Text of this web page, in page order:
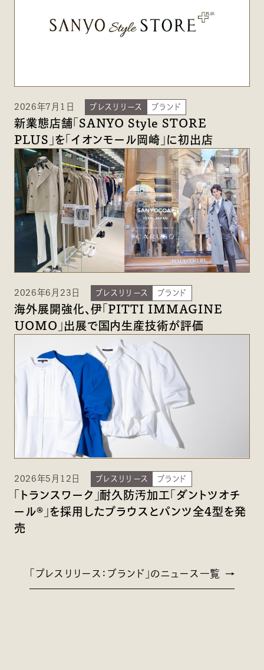
2026年7月1日 プレスリリース ブランド
新業態店舗「SANYO Style STORE
PLUS」を「イオンモール岡崎」に初出店
2026年6月23日 プレスリリース ブランド
海外展開強化、伊「PITTI IMMAGINE
UOMO」出展で国内生産技術が評価
2026年5月12日 プレスリリース ブランド
「トランスワーク」耐久防汚加工「ダントツオチ
ール®」を採用したブラウスとパンツ全4型を発
売
「プレスリリース：ブランド」のニュース一覧